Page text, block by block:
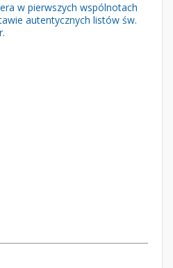
w pierwszych wspólnotach
autentycznych listów św.